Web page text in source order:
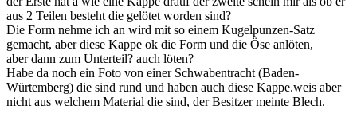
aus 2 Teilen besteht die gelötet worden sind?
Die Form nehme ich an wird mit so einem Kugelpunzen-Satz
gemacht, aber diese Kappe ok die Form und die Öse anlöten,
aber dann zum Unterteil? auch löten?
Habe da noch ein Foto von einer Schwabentracht (Baden-
Würtemberg) die sind rund und haben auch diese Kappe.weis aber
nicht aus welchem Material die sind, der Besitzer meinte Blech.